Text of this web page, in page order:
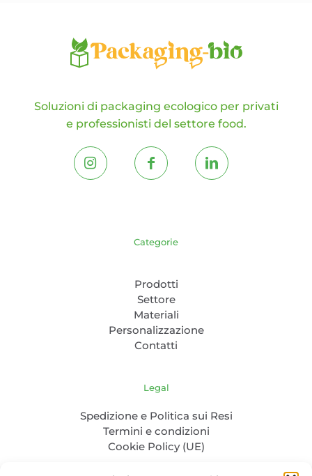
Soluzioni di packaging ecologico per privati
e professionisti del settore food.
Categorie
Prodotti
Settore
Materiali
Personalizzazione
Contatti
Legal
Spedizione e Politica sui Resi
Termini e condizioni
Cookie Policy (UE)